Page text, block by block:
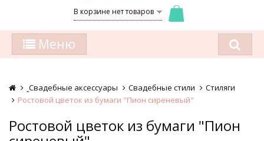
В корзине нет товаров
Меню
ꞈСвадебные аксессуары Свадебные стили
Стиляги
Ростовой цветок из бумаги "Пион сиреневый"
Ростовой цветок из бумаги "Пион